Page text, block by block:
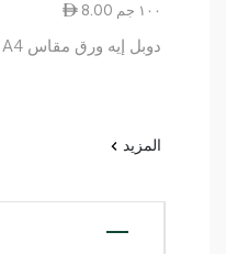
8.00 ١٠٠ جم
دوبل إيه ورق مقاس A4 عدد 500
المزيد